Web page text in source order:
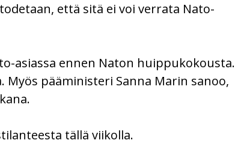
että sitä ei voi verrata Nato-
asiassa ennen Naton huippukokousta.
pääministeri Sanna Marin sanoo,
tällä viikolla.